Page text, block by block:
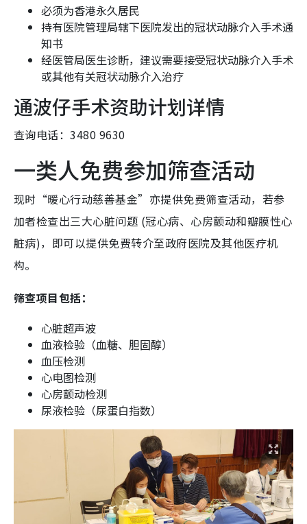
必须为香港永久居民
持有医院管理局辖下医院发出的冠状动脉介入手术通
知书
经医管局医生诊断，建议需要接受冠状动脉介入手术
或其他有关冠状动脉介入治疗
通波仔手术资助计划详情
查询电话：3480 9630
一类人免费参加筛查活动
现时“暖心行动慈善基金”亦提供免费筛查活动，若参
加者检查出三大心脏问题 (冠心病、心房颤动和瓣膜性心
脏病)，即可以提供免费转介至政府医院及其他医疗机
构。
筛查项目包括：
心脏超声波
血液检验（血糖、胆固醇）
血压检测
心电图检测
心房颤动检测
尿液检验（尿蛋白指数）